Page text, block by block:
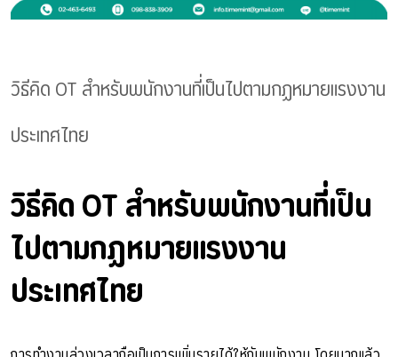
วิธีคิด OT สำหรับพนักงานที่เป็นไปตามกฏหมายแรงงาน
ประเทศไทย
วิธีคิด OT สำหรับพนักงานที่เป็น
ไปตามกฏหมายแรงงาน
ประเทศไทย